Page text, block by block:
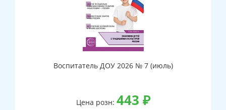
Воспитатель ДОУ 2026 № 7 (июль)
Цена розн: 443 ₽